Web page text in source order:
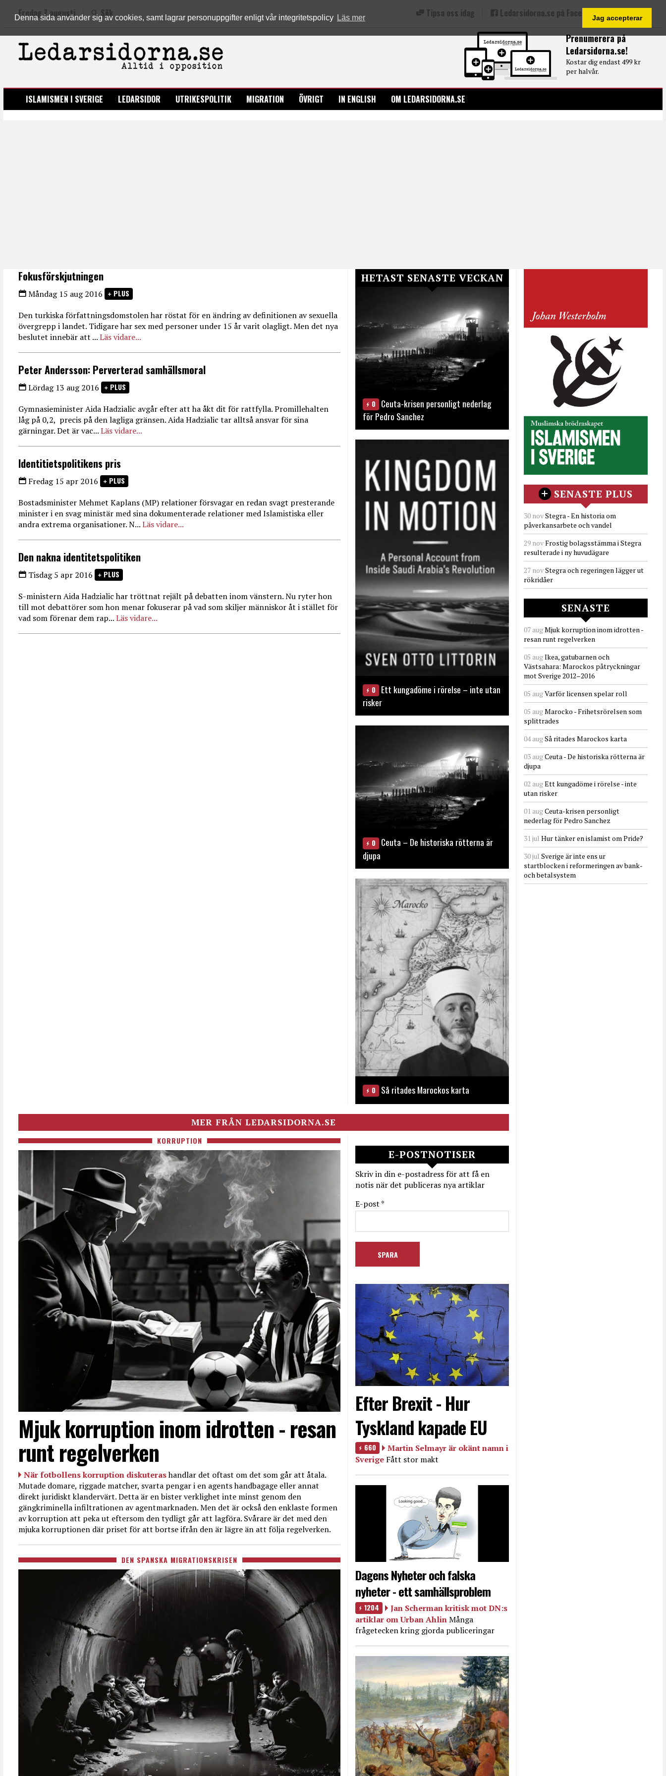
Denna sida använder sig av cookies, samt lagrar personuppgifter enligt vår integritetspolicy Läs mer Jag accepterar
Prenumerera på
Ledarsidorna.se!
Kostar dig endast 499 kr
per halvår.
Fredag 7 augusti Sök Tipsa oss idag Ledarsidorna.se på Facebook
LEDARSIDORNA.SE
ISLAMISMEN I SVERIGE LEDARSIDOR UTRIKESPOLITIK MIGRATION ÖVRIGT IN ENGLISH OM LEDARSIDORNA.SE
Fokusförskjutningen
Måndag 15 aug 2016 PLUS
Den turkiska författningsdomstolen har röstat för en ändring av definitionen av sexuella
övergrepp i landet. Tidigare har sex med personer under 15 år varit olagligt. Men det nya
beslutet innebär att ...Läs vidare...
Peter Andersson: Perverterad samhällsmoral
Lördag 13 aug 2016 PLUS
Gymnasieminister Aida Hadzialic avgår efter att ha åkt dit för rattfylla. Promillehalten
låg på 0,2, precis på den lagliga gränsen. Aida Hadzialic tar alltså ansvar för sina
gärningar. Det är vac...Läs vidare...
Identitietspolitikens pris
Fredag 15 apr 2016 PLUS
Bostadsminister Mehmet Kaplans (MP) relationer försvagar en redan svagt presterande
minister i en svag ministär med sina dokumenterade relationer med Islamistiska eller
andra extrema organisationer. N...Läs vidare...
Den nakna identitetspolitiken
Tisdag 5 apr 2016 PLUS
S-ministern Aida Hadzialic har tröttnat rejält på debatten inom vänstern. Nu ryter hon
till mot debattörer som hon menar fokuserar på vad som skiljer människor åt i stället för
vad som förenar dem rap...Läs vidare...
HETAST SENASTE VECKAN
0
Ceuta-krisen personligt nederlag
för Pedro Sanchez
0
Ett kungadöme i rörelse – inte utan
risker
0
Ceuta – De historiska rötterna är
djupa
0 Så ritades Marockos karta
MER FRÅN LEDARSIDORNA.SE
KORRUPTION
Mjuk korruption inom idrotten - resan
runt regelverken
När fotbollens korruption diskuterashandlar det oftast om det som går att åtala.
Mutade domare, riggade matcher, svarta pengar i en agents handbagage eller annat
direkt juridiskt klandervärt. Detta är en bister verklighet inte minst genom den
gängkriminella infiltrationen av agentmarknaden. Men det är också den enklaste formen
av korruption att peka ut eftersom den tydligt går att lagföra. Svårare är det med den
mjuka korruptionen där priset för att bortse ifrån den är lägre än att följa regelverken.
DEN SPANSKA MIGRATIONSKRISEN
E-POSTNOTISER
Skriv in din e-postadress för att få en
notis när det publiceras nya artiklar
E-post *
Efter Brexit - Hur
Tyskland kapade EU
660
Martin Selmayr är okänt namn i
Sverige Fått stor makt
Dagens Nyheter och falska
nyheter - ett samhällsproblem
1204
Jan Scherman kritisk mot DN:s
artiklar om Urban AhlinMånga
frågetecken kring gjorda publiceringar
SENASTE PLUS
30 novStegra - En historia om
påverkansarbete och vandel
29 novFrostig bolagsstämma i Stegra
resulterade i ny huvudägare
27 novStegra och regeringen lägger ut
rökridåer
SENASTE
07 augMjuk korruption inom idrotten -
resan runt regelverken
05 augIkea, gatubarnen och
Västsahara: Marockos påtryckningar
mot Sverige 2012–2016
05 augVarför licensen spelar roll
05 augMarocko - Frihetsrörelsen som
splittrades
04 augSå ritades Marockos karta
03 augCeuta - De historiska rötterna är
djupa
02 augEtt kungadöme i rörelse - inte
utan risker
01 augCeuta-krisen personligt
nederlag för Pedro Sanchez
31 jul Hur tänker en islamist om Pride?
30 jul Sverige är inte ens ur
startblocken i reformeringen av bank-
och betalsystem